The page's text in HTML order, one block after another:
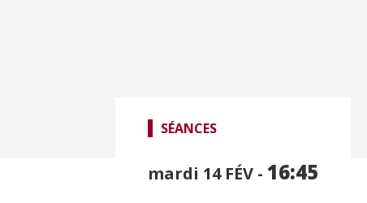
SÉANCES
mardi 14 FÉV - 16:45